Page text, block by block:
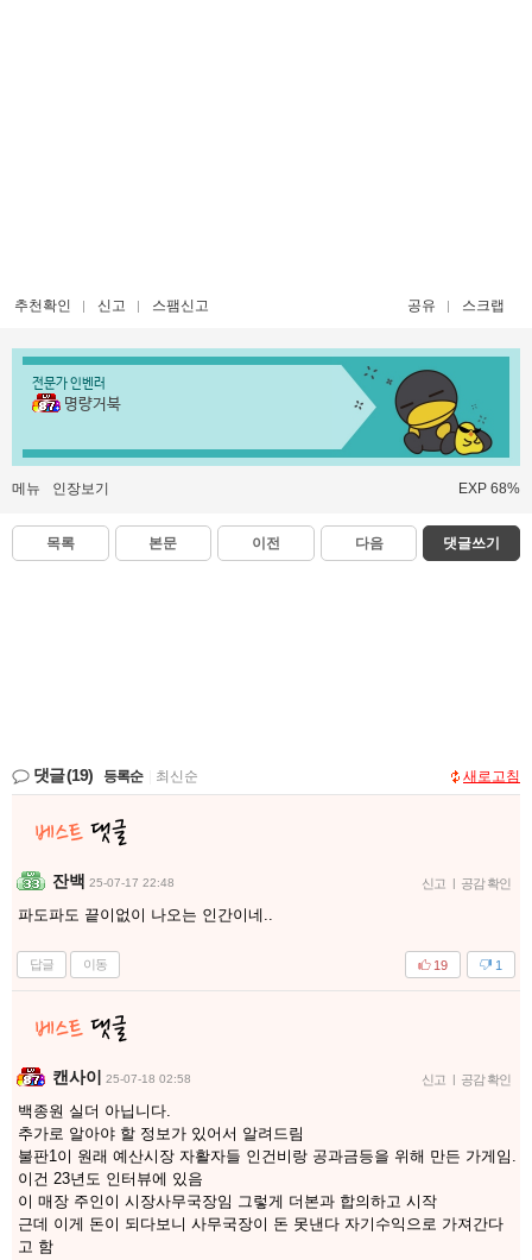
추천확인 신고 스팸신고 공유 스크랩
전문가 인벤러
명량거북
메뉴 인장보기 EXP 68%
목록 본문 이전 다음 댓글쓰기
댓글(19) 등록순 최신순 새로고침
잔백 25-07-17 22:48 신고 | 공감 확인
파도파도 끝이없이 나오는 인간이네..
답글 이동 1
19
캔사이 25-07-18 02:58 신고 | 공감 확인
백종원 실더 아닙니다.
추가로 알아야 할 정보가 있어서 알려드림
불판1이 원래 예산시장 자활자들 인건비랑 공과금등을 위해 만든 가게임.
이건 23년도 인터뷰에 있음
이 매장 주인이 시장사무국장임 그렇게 더본과 합의하고 시작
근데 이게 돈이 되다보니 사무국장이 돈 못낸다 자기수익으로 가져간다
고 함